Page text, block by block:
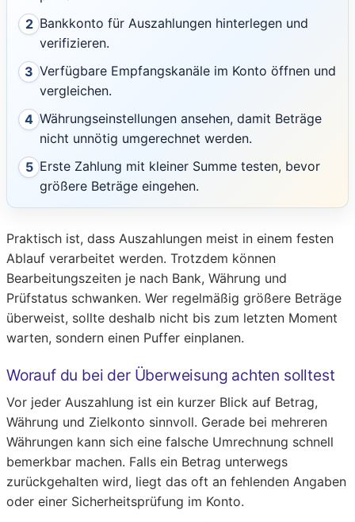
2 Bankkonto für Auszahlungen hinterlegen und
verifizieren.
3 Verfügbare Empfangskanäle im Konto öffnen und
vergleichen.
4 Währungseinstellungen ansehen, damit Beträge
nicht unnötig umgerechnet werden.
5 Erste Zahlung mit kleiner Summe testen, bevor
größere Beträge eingehen.
Praktisch ist, dass Auszahlungen meist in einem festen
Ablauf verarbeitet werden. Trotzdem können
Bearbeitungszeiten je nach Bank, Währung und
Prüfstatus schwanken. Wer regelmäßig größere Beträge
überweist, sollte deshalb nicht bis zum letzten Moment
warten, sondern einen Puffer einplanen.
Worauf du bei der Überweisung achten solltest
Vor jeder Auszahlung ist ein kurzer Blick auf Betrag,
Währung und Zielkonto sinnvoll. Gerade bei mehreren
Währungen kann sich eine falsche Umrechnung schnell
bemerkbar machen. Falls ein Betrag unterwegs
zurückgehalten wird, liegt das oft an fehlenden Angaben
oder einer Sicherheitsprüfung im Konto.